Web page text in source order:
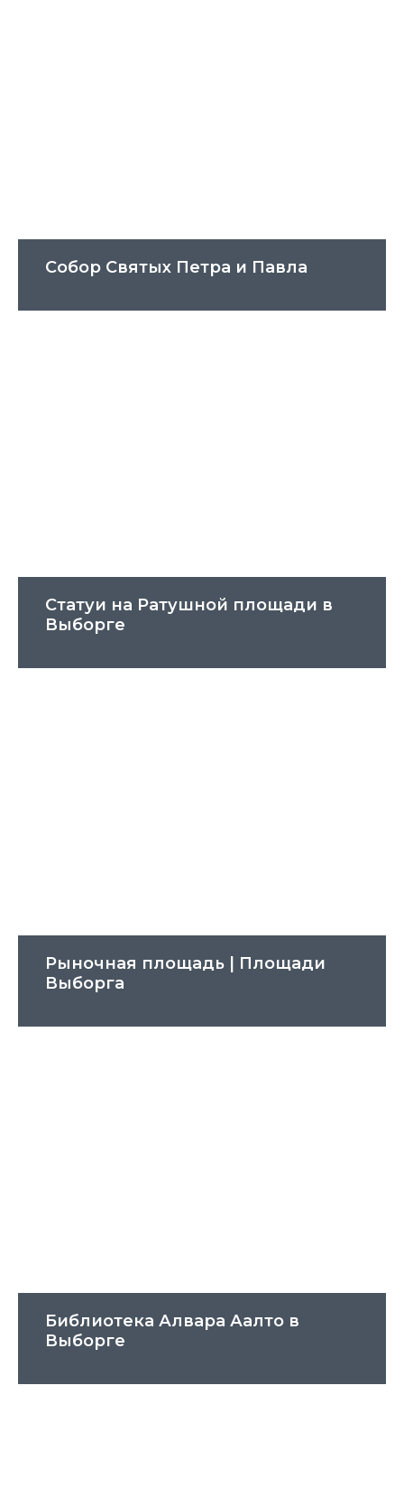
Собор Святых Петра и Павла
Статуи на Ратушной площади в
Выборге
Рыночная площадь | Площади
Выборга
Библиотека Алвара Аалто в
Выборге